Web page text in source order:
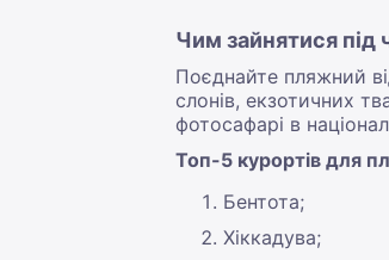
Чим зайнятися під
Поєднайте пляжний
слонів, екзотичних
фотосафарі в
Топ-5 курортів для
Бентота;
Хіккадува;